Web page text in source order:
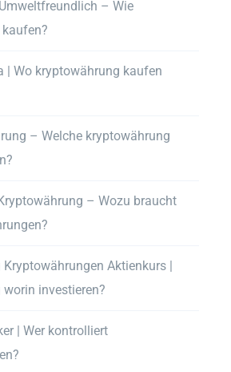
– Wie
| Wo kryptowährung kaufen
– Welche kryptowährung
– Wozu braucht
Aktienkurs |
investieren?
| Wer kontrolliert